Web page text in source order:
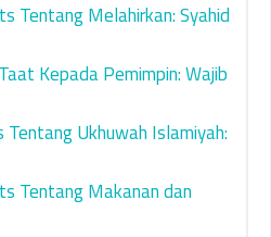
Tentang Melahirkan: Syahid
Kepada Pemimpin: Wajib
Ukhuwah Islamiyah:
Tentang Makanan dan